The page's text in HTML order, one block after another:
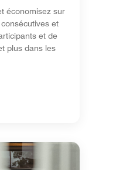
économisez sur
et
et de
plus dans les